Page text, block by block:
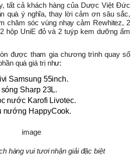
tất cả khách hàng của Dược Việt Đức
quà ý nghĩa, thay lời cảm ơn sâu sắc,
chăm sóc vùng nhạy cảm Rewhitez, 2
hộp UniE đỏ và 2 tuýp kem dưỡng ẩm
được tham gia chương trình quay số
quà giá trị như:
Samsung 55inch.
Sharp 23L.
nước Karofi Livotec.
nướng HappyCook.
hàng vui tươi nhận giải đặc biệt